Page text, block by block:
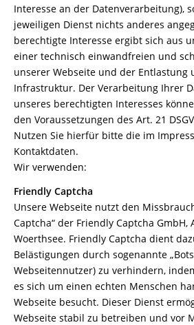
Interesse an der Datenverarbeitung),
jeweiligen Dienst nichts anderes
berechtigte Interesse ergibt sich aus
einer technisch einwandfreien und
unserer Webseite und der Entlastung
Infrastruktur. Der Verarbeitung Ihrer
unseres berechtigten Interesses
den Voraussetzungen des Art. 21
Nutzen Sie hierfür bitte die im
Kontaktdaten.
Wir verwenden:
Friendly Captcha
Unsere Webseite nutzt den
Captcha“ der Friendly Captcha GmbH,
Woerthsee. Friendly Captcha dient
Belästigungen durch sogenannte
Webseitennutzer) zu verhindern,
es sich um einen echten Menschen
Webseite besucht. Dieser Dienst
Webseite stabil zu betreiben und vor